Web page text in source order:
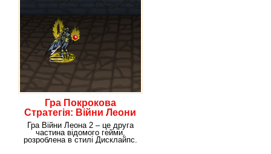
Гра Покрокова
Стратегія: Війни Леони
Гра Війни Леона 2 – це друга
частина відомого гейми,
розроблена в стилі Дисклайпс.